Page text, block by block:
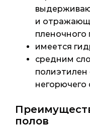
и
пленочного
имеется
средним
полиэтилен
негорючего
полов